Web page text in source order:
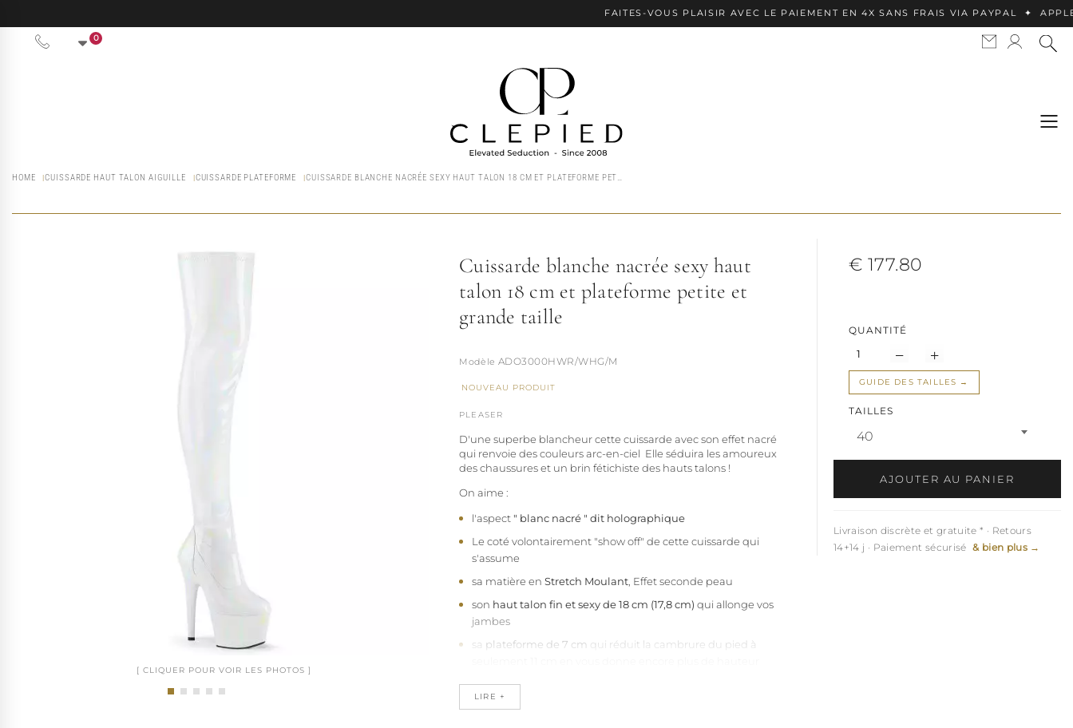
FAITES-VOUS PLAISIR AVEC LE PAIEMENT EN 4X SANS FRAIS VIA PAYPAL ✦ APPLE PAY
0
HOME CUISSARDE HAUT TALON AIGUILLE CUISSARDE PLATEFORME CUISSARDE BLANCHE NACRÉE SEXY HAUT TALON 18 CM ET PLATEFORME PETITE ET GRANDE TAILLE
Cuissarde blanche nacrée sexy haut
talon 18 cm et plateforme petite et
grande taille
ADO3000HWR/WHG/M
NOUVEAU PRODUIT
PLEASER
D'une superbe blancheur cette cuissarde avec son effet nacré
qui renvoie des couleurs arc-en-ciel Elle séduira les amoureux
des chaussures et un brin fétichiste des hauts talons !
On aime :
l'aspect " blanc nacré " dit holographique
Le coté volontairement "show off" de cette cuissarde qui
s'assume
sa matière en Stretch Moulant , Effet seconde peau
son haut talon fin et sexy de 18 cm (17,8 cm) qui allonge vos
jambes
sa plateforme de 7 cm qui réduit la cambrure du pied à
safermeture à glissière latérale
et confortable
LIRE +
€ 177.80
QUANTITÉ
GUIDE DES TAILLES
TAILLES
40
AJOUTER AU PANIER
Livraison discrète et gratuite * · Retours
14+14 j · Paiement sécurisé & bien plus →